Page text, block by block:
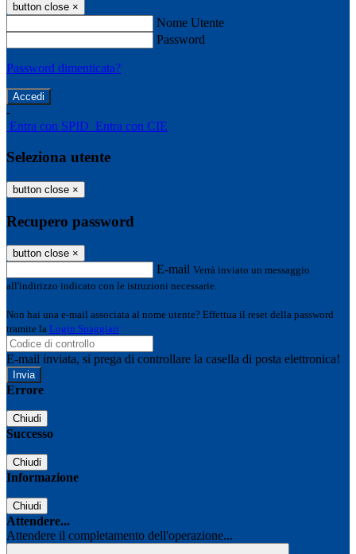
button close ×
Nome Utente
Password
Password dimenticata?
-
Entra con SPID Entra con CIE
Seleziona utente
button close ×
Recupero password
button close ×
E-mail Verrà inviato un messaggio
all'indirizzo indicato con le istruzioni necessarie.
Non hai una e-mail associata al nome utente? Effettua il reset della password
tramite la Login Spaggiari
E-mail inviata, si prega di controllare la casella di posta elettronica!
Errore
Chiudi
Successo
Chiudi
Informazione
Chiudi
Attendere...
Attendere il completamento dell'operazione...